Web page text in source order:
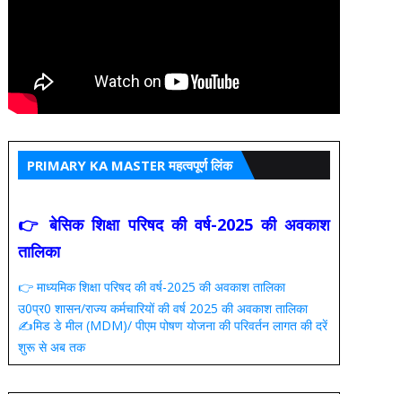
PRIMARY KA MASTER महत्वपूर्ण लिंक
👉 बेसिक शिक्षा परिषद की वर्ष-2025 की अवकाश
तालिका
👉 माध्यमिक शिक्षा परिषद की वर्ष-2025 की अवकाश तालिका
उ0प्र0 शासन/राज्य कर्मचारियों की वर्ष 2025 की अवकाश तालिका
✍️मिड डे मील (MDM)/ पीएम पोषण योजना की परिवर्तन लागत की दरें
शुरू से अब तक